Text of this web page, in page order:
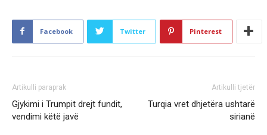
Facebook Twitter Pinterest
Artikulli paraprak
Gjykimi i Trumpit drejt fundit,
vendimi këtë javë
Artikulli tjetër
Turqia vret dhjetëra ushtarë
sirianë